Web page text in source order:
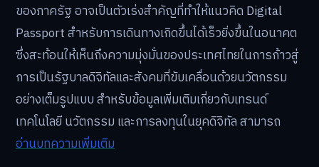
ของภาครัฐ อาจเป็นตัวเร่งสำคัญที่ทำให้แนวคิด Digital
Passport สำหรับการเดินทางเกิดขึ้นได้เร็วยิ่งขึ้นในอนาคต
ซึ่งสะท้อนให้เห็นถึงความมุ่งมั่นของประเทศไทยในการก้าวสู่
การเป็นรัฐบาลดิจิทัลและสังคมที่ขับเคลื่อนด้วยนวัตกรรม
อย่างเต็มรูปแบบ สำหรับข้อมูลเพิ่มเติมเกี่ยวกับเทรนด์
เทคโนโลยี นวัตกรรม และการลงทุนในยุคดิจิทัล สามารถ
อ่านบทความเพิ่มเติม